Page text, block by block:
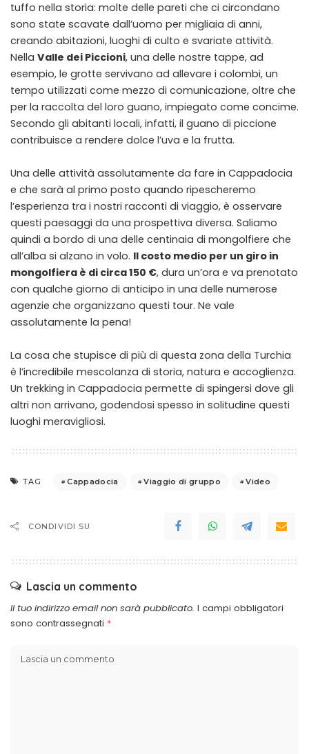
tuffo nella storia: molte delle pareti che ci circondano
sono state scavate dall’uomo per migliaia di anni,
creando abitazioni, luoghi di culto e svariate attività.
Nella Valle dei Piccioni, una delle nostre tappe, ad
esempio, le grotte servivano ad allevare i colombi, un
tempo utilizzati come mezzo di comunicazione, oltre che
per la raccolta del loro guano, impiegato come concime.
Secondo gli abitanti locali, infatti, il guano di piccione
contribuisce a rendere dolce l’uva e la frutta.
Una delle attività assolutamente da fare in Cappadocia
e che sarà al primo posto quando ripescheremo
l’esperienza tra i nostri racconti di viaggio, è osservare
questi paesaggi da una prospettiva diversa. Saliamo
quindi a bordo di una delle centinaia di mongolfiere che
all’alba si alzano in volo. Il costo medio per un giro in
mongolfiera è di circa 150 €, dura un’ora e va prenotato
con qualche giorno di anticipo in una delle numerose
agenzie che organizzano questi tour. Ne vale
assolutamente la pena!
La cosa che stupisce di più di questa zona della Turchia
è l’incredibile mescolanza di storia, natura e accoglienza.
Un trekking in Cappadocia permette di spingersi dove gli
altri non arrivano, godendosi spesso in solitudine questi
luoghi meravigliosi.
TAG Cappadocia Viaggio di gruppo Video
CONDIVIDI SU
Lascia un commento
Il tuo indirizzo email non sarà pubblicato. I campi obbligatori
sono contrassegnati *